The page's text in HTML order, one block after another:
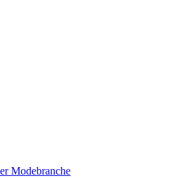
Modebranche